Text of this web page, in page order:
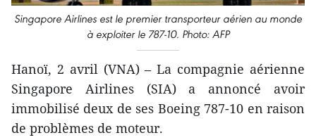
Singapore Airlines est le premier transporteur aérien au monde
à exploiter le 787-10. Photo: AFP
Hanoï, 2 avril (VNA) – La compagnie aérienne
Singapore Airlines (SIA) a annoncé avoir
immobilisé deux de ses Boeing 787-10 en raison
de problèmes de moteur.